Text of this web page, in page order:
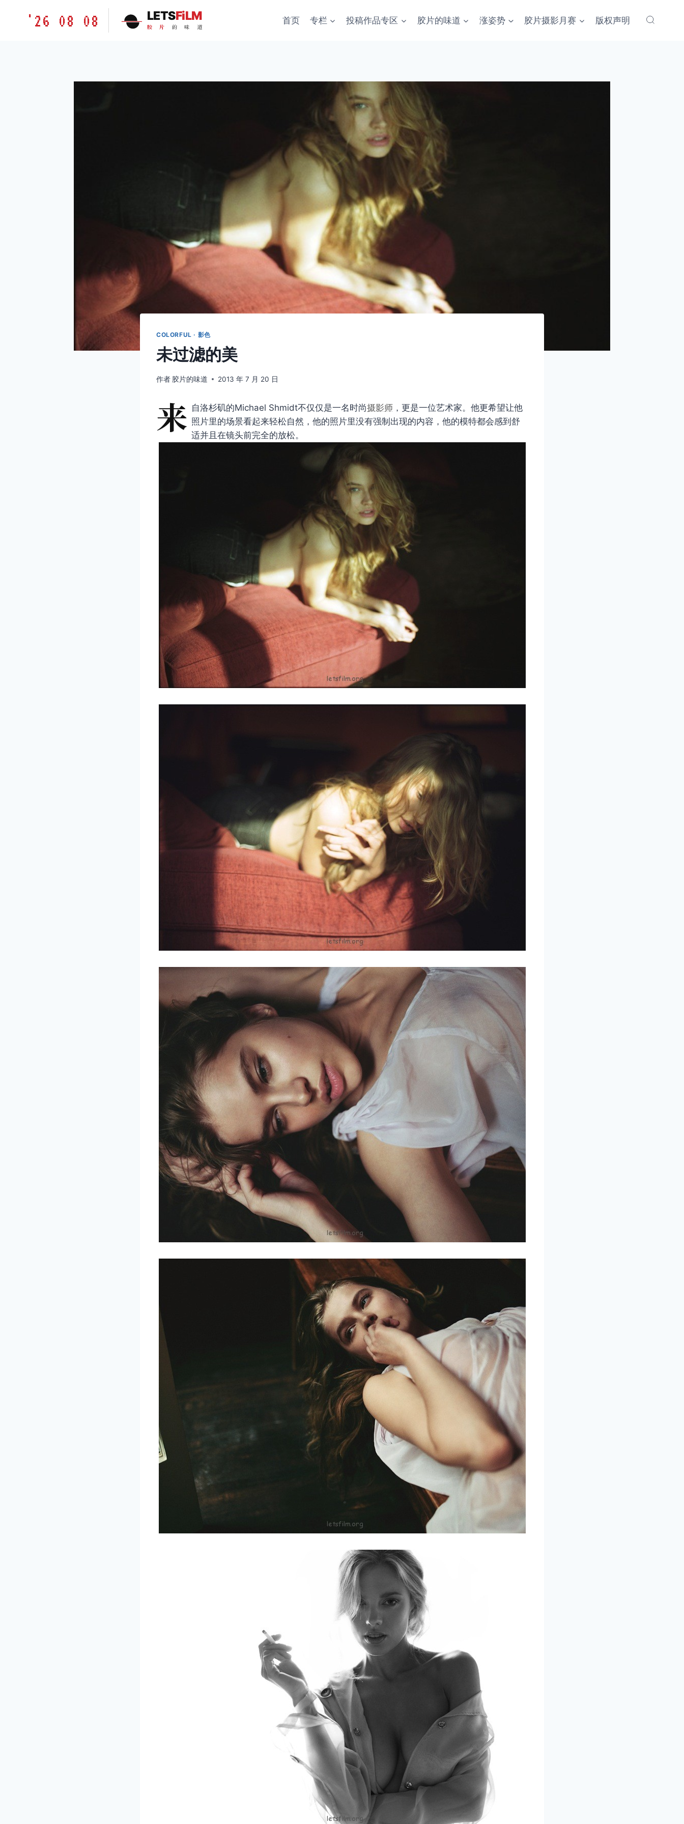
胶'26 08 08 LETSFiLM
胶 片 的 味 道
首页 专栏 投稿作品专区 胶片的味道 涨姿势 胶片摄影月赛 版权声明
COLORFUL · 影色
未过滤的美
作者 胶片的味道 2013 年 7 月 20 日
来 自洛杉矶的Michael Shmidt不仅仅是一名时尚摄影师 ，更是一位艺术家。他更希望让他
照片里的场景看起来轻松自然，他的照片里没有强制出现的内容，他的模特都会感到舒
适并且在镜头前完全的放松。